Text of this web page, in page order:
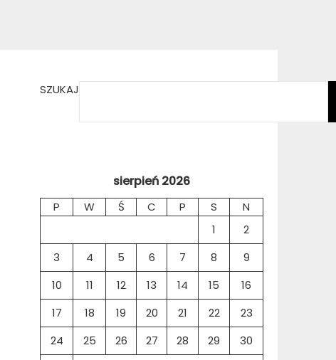
SZUKAJ
sierpień 2026
P W Ś C P S
N
1
2
3
4 5 6 7 8
9
10
11 12 13 14 15
16
17
18 19 20 21 22
23
24
25 26 27 28 29
30